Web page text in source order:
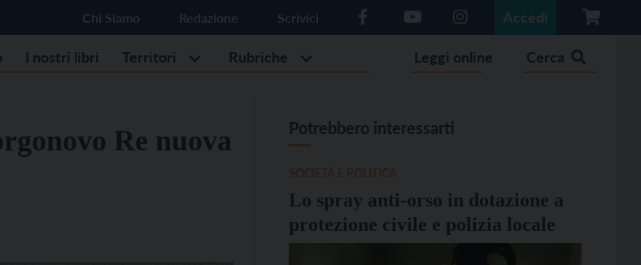
Chi Siamo Redazione Scrivici Accedi
I nostri libri Territori Rubriche Leggi online Cerca
Re nuova
Potrebbero interessarti
Lo spray anti-orso in dotazione a
protezione civile e polizia locale